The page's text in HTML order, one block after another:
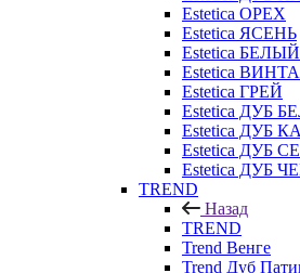
Estetica ОРЕХ
Estetica ЯСЕНЬ
Estetica
Estetica
Estetica ГРЕЙ
Estetica ДУБ
Estetica ДУБ
Estetica ДУБ
Estetica ДУБ
TREND
Назад
TREND
Trend Венге
Trend Дуб